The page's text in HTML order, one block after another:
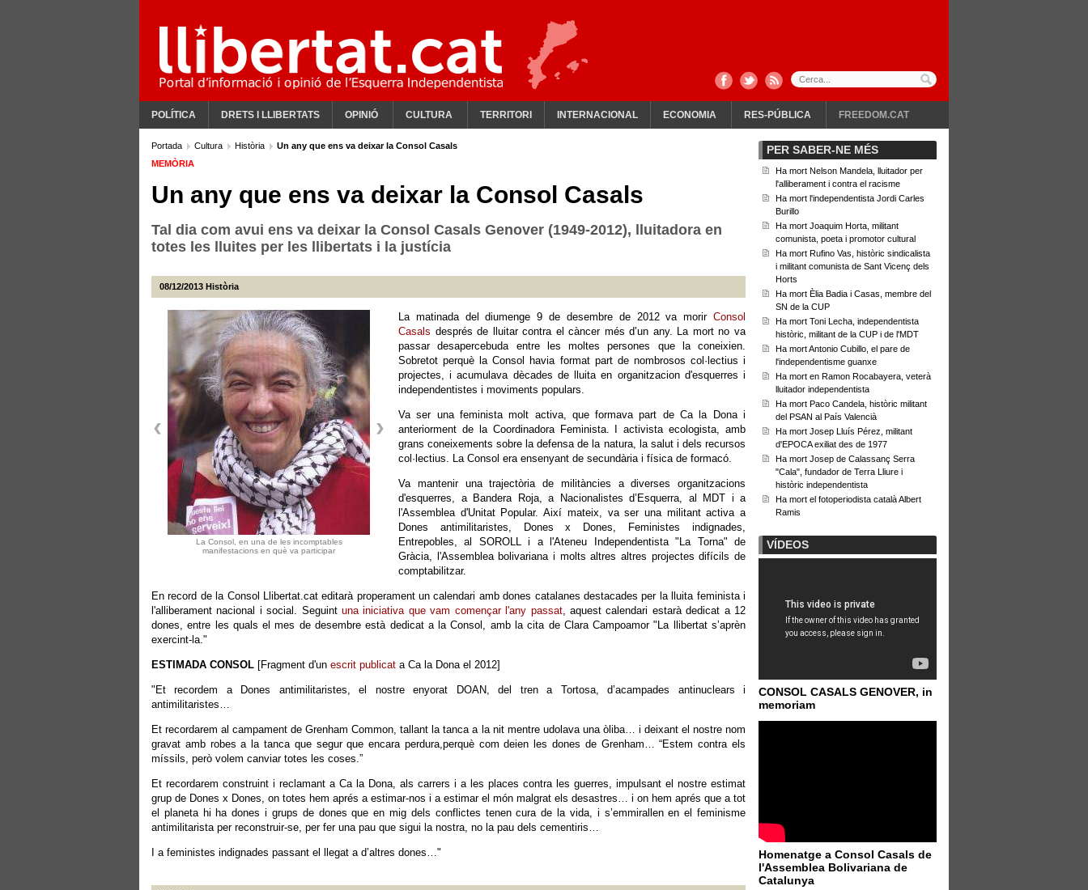
POLÍTICA DRETS I LLIBERTATS OPINIÓ CULTURA TERRITORI INTERNACIONAL ECONOMIA RES-PÚBLICA FREEDOM.CAT
Portada Cultura Història
Un any que ens va deixar la Consol Casals
MEMÒRIA
Un any que ens va deixar la Consol Casals
Tal dia com avui ens va deixar la Consol Casals Genover (1949-2012), lluitadora en
totes les lluites per les llibertats i la justícia
08/12/2013 Història
La Consol, en una de les incomptables
manifestacions en què va participar
La matinada del diumenge 9 de desembre de 2012 va morir Consol
Casals després de lluitar contra el càncer més d’un any. La mort no va
passar desapercebuda entre les moltes persones que la coneixien.
Sobretot perquè la Consol havia format part de nombrosos col·lectius i
projectes, i acumulava dècades de lluita en organitzacion d'esquerres i
independentistes i moviments populars.
Va ser una feminista molt activa, que formava part de Ca la Dona i
anteriorment de la Coordinadora Feminista. I activista ecologista, amb
grans coneixements sobre la defensa de la natura, la salut i dels recursos
col·lectius. La Consol era ensenyant de secundària i física de formacó.
Va mantenir una trajectòria de militàncies a diverses organitzacions
d'esquerres, a Bandera Roja, a Nacionalistes d’Esquerra, al MDT i a
l'Assemblea d'Unitat Popular. Així mateix, va ser una militant activa a
Dones antimilitaristes, Dones x Dones, Feministes indignades,
Entrepobles, al SOROLL i a l'Ateneu Independentista "La Torna" de
Gràcia, l'Assemblea bolivariana i molts altres altres projectes difícils de
comptabilitzar.
En record de la Consol Llibertat.cat editarà properament un calendari amb dones catalanes destacades per la lluita feminista i
l'alliberament nacional i social. Seguintuna iniciativa que vam començar l'any passat, aquest calendari estarà dedicat a 12
dones, entre les quals el mes de desembre està dedicat a la Consol, amb la cita de Clara Campoamor "La llibertat s’aprèn
exercint-la."
ESTIMADA CONSOL [Fragment d'un escrit publicat a Ca la Dona el 2012]
"Et recordem a Dones antimilitaristes, el nostre enyorat DOAN, del tren a Tortosa, d’acampades antinuclears i
antimilitaristes…
Et recordarem al campament de Grenham Common, tallant la tanca a la nit mentre udolava una òliba… i deixant el nostre nom
gravat amb robes a la tanca que segur que encara perdura,perquè com deien les dones de Grenham… “Estem contra els
míssils, però volem canviar totes les coses.”
Et recordarem construint i reclamant a Ca la Dona, als carrers i a les places contra les guerres, impulsant el nostre estimat
grup de Dones x Dones, on totes hem aprés a estimar-nos i a estimar el món malgrat els desastres… i on hem aprés que a tot
el planeta hi ha dones i grups de dones que en mig dels conflictes tenen cura de la vida, i s’emmirallen en el feminisme
antimilitarista per reconstruir-se, per fer una pau que sigui la nostra, no la pau dels cementiris…
I a feministes indignades passant el llegat a d’altres dones…"
PER SABER-NE MÉS
Ha mort Nelson Mandela, lluitador per
l'alliberament i contra el racisme
Ha mort l'independentista Jordi Carles
Burillo
Ha mort Joaquim Horta, militant
comunista, poeta i promotor cultural
Ha mort Rufino Vas, històric sindicalista
i militant comunista de Sant Vicenç dels
Horts
Ha mort Èlia Badia i Casas, membre del
SN de la CUP
Ha mort Toni Lecha, independentista
històric, militant de la CUP i de l'MDT
Ha mort Antonio Cubillo, el pare de
l'independentisme guanxe
Ha mort en Ramon Rocabayera, veterà
lluitador independentista
Ha mort Paco Candela, històric militant
del PSAN al País Valencià
Ha mort Josep Lluís Pérez, militant
d'EPOCA exiliat des de 1977
Ha mort Josep de Calassanç Serra
"Cala", fundador de Terra Lliure i
històric independentista
Ha mort el fotoperiodista català Albert
Ramis
VÍDEOS
CONSOL CASALS GENOVER, in
memoriam
Homenatge a Consol Casals de
l'Assemblea Bolivariana de
Catalunya